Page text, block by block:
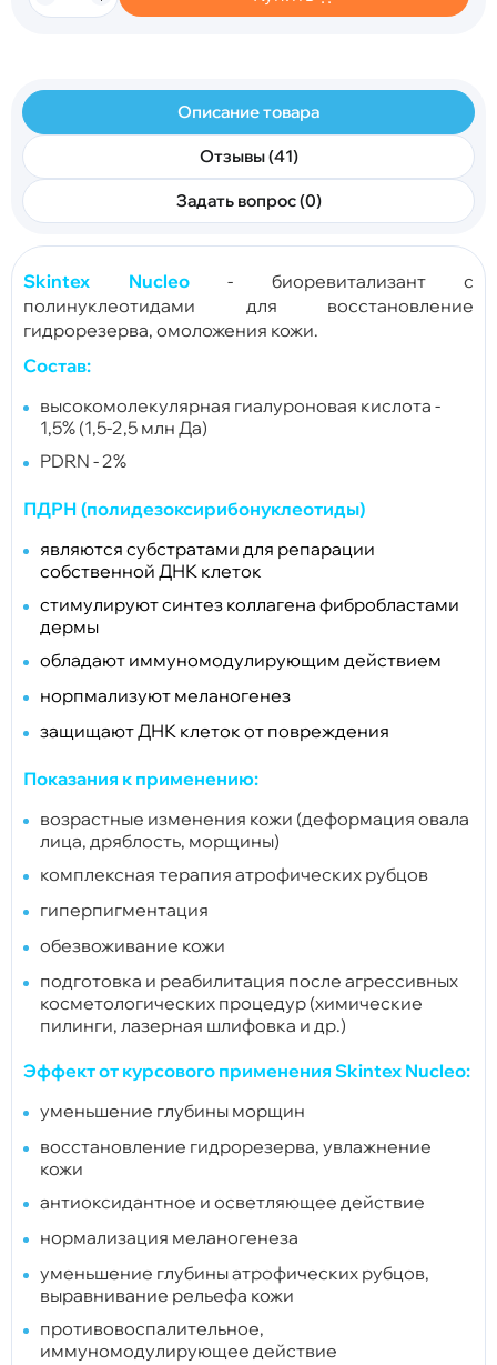
Описание товара
Отзывы (41)
Задать вопрос (0)
Skintex Nucleo- биоревитализант с
полинуклеотидами для восстановление
гидрорезерва, омоложения кожи.
Состав:
высокомолекулярная гиалуроновая кислота -
1,5% (1,5-2,5 млн Да)
PDRN - 2%
ПДРН (полидезоксирибонуклеотиды)
являются субстратами для репарации
собственной ДНК клеток
стимулируют синтез коллагена фибробластами
дермы
обладают иммуномодулирующим действием
норпмализуют меланогенез
защищают ДНК клеток от повреждения
Показания к применению:
возрастные изменения кожи (деформация овала
лица, дряблость, морщины)
комплексная терапия атрофических рубцов
гиперпигментация
обезвоживание кожи
подготовка и реабилитация после агрессивных
косметологических процедур (химические
пилинги, лазерная шлифовка и др.)
Эффект от курсового применения Skintex Nucleo:
уменьшение глубины морщин
восстановление гидрорезерва, увлажнение
кожи
антиоксидантное и осветляющее действие
нормализация меланогенеза
уменьшение глубины атрофических рубцов,
выравнивание рельефа кожи
противовоспалительное,
иммуномодулирующее действие